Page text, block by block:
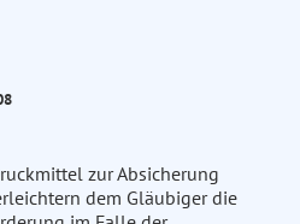
zur Absicherung
dem Gläubiger die